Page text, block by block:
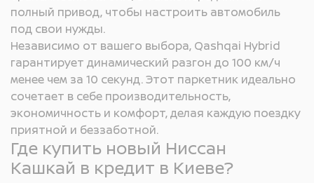
полный привод, чтобы настроить автомобиль
под свои нужды.
Независимо от вашего выбора, Qashqai Hybrid
гарантирует динамический разгон до 100 км/ч
менее чем за 10 секунд. Этот паркетник идеально
сочетает в себе производительность,
экономичность и комфорт, делая каждую поездку
приятной и беззаботной.
Где купить новый Ниссан
Кашкай в кредит в Киеве?